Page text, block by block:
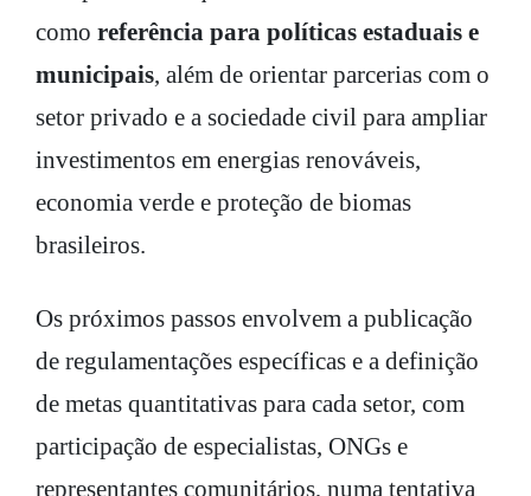
como referência para políticas estaduais e
municipais, além de orientar parcerias com o
setor privado e a sociedade civil para ampliar
investimentos em energias renováveis,
economia verde e proteção de biomas
brasileiros.
Os próximos passos envolvem a publicação
de regulamentações específicas e a definição
de metas quantitativas para cada setor, com
participação de especialistas, ONGs e
representantes comunitários, numa tentativa